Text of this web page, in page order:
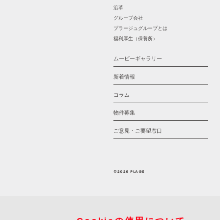
沿革
グループ会社
プラージュグループとは
福利厚生（保養所）
ムービーギャラリー
新着情報
コラム
物件募集
ご意見・ご要望窓口
©2026 PLAGE